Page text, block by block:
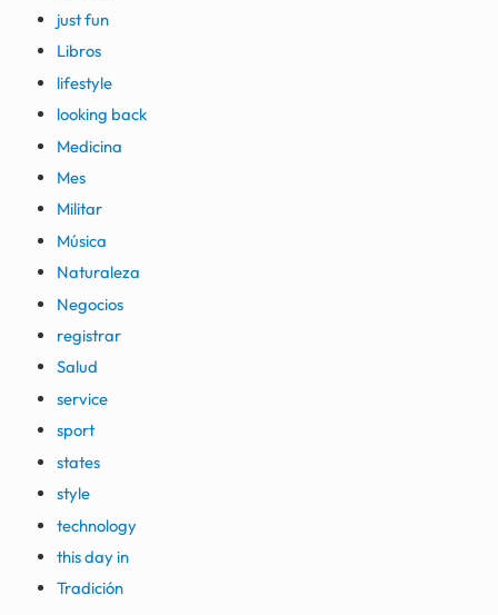
just fun
Libros
lifestyle
looking back
Medicina
Mes
Militar
Música
Naturaleza
Negocios
registrar
Salud
service
sport
states
style
technology
this day in
Tradición